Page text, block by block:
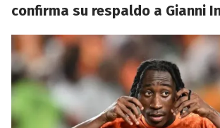
confirma su respaldo a Gianni